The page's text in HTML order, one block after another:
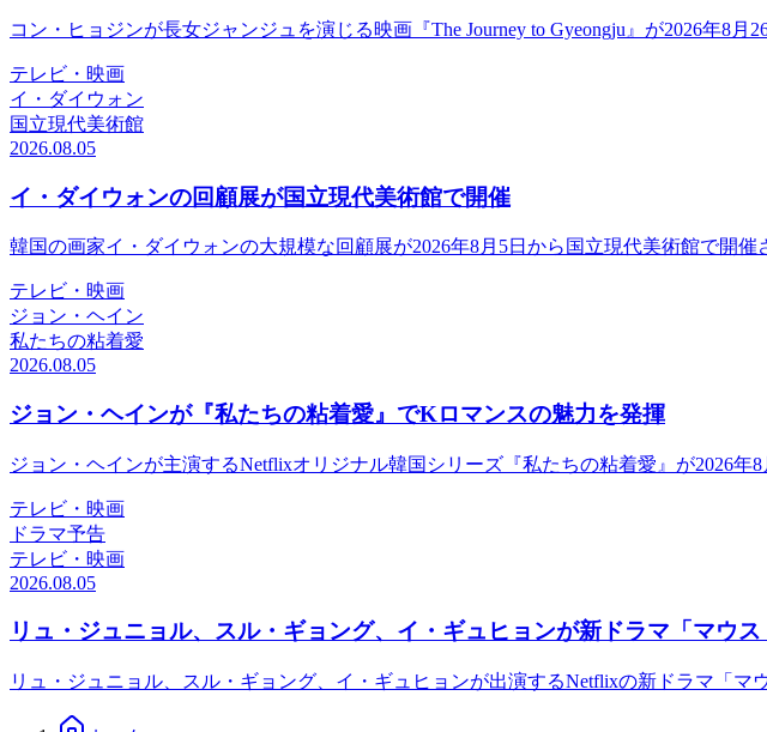
コン・ヒョジンが長女ジャンジュを演じる映画『The Journey to Gyeongju』が2026年8
テレビ・映画
イ・ダイウォン
国立現代美術館
2026.08.05
イ・ダイウォンの回顧展が国立現代美術館で開催
韓国の画家イ・ダイウォンの大規模な回顧展が2026年8月5日から国立現代美術館で開
テレビ・映画
ジョン・ヘイン
私たちの粘着愛
2026.08.05
ジョン・ヘインが『私たちの粘着愛』でKロマンスの魅力を発揮
ジョン・ヘインが主演するNetflixオリジナル韓国シリーズ『私たちの粘着愛』が2026年
テレビ・映画
ドラマ予告
テレビ・映画
2026.08.05
リュ・ジュニョル、スル・ギョング、イ・ギュヒョンが新ドラマ「マウ
リュ・ジュニョル、スル・ギョング、イ・ギュヒョンが出演するNetflixの新ドラマ「